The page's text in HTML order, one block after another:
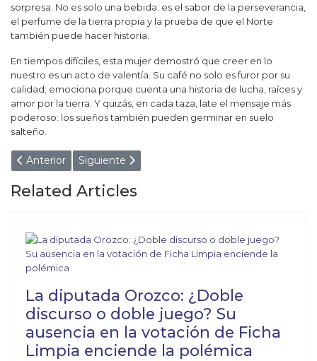
sorpresa. No es solo una bebida: es el sabor de la perseverancia,
el perfume de la tierra propia y la prueba de que el Norte
también puede hacer historia.
En tiempos difíciles, esta mujer demostró que creer en lo
nuestro es un acto de valentía. Su café no solo es furor por su
calidad; emociona porque cuenta una historia de lucha, raíces y
amor por la tierra. Y quizás, en cada taza, late el mensaje más
poderoso: los sueños también pueden germinar en suelo
salteño.
Artículo anterior: ¡CAYÓ AGAZAPADO EN UNA CUEVA!
Anterior Artículo siguiente: ¡GUERRA TOTAL EN EL PJ!
Siguiente
Related Articles
La diputada Orozco: ¿Doble
discurso o doble juego? Su
ausencia en la votación de Ficha
Limpia enciende la polémica